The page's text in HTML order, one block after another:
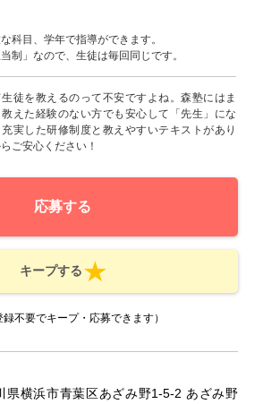
科目、学年で指導ができます。
制」なので、生徒は毎回同じです。
徒を教えるのって不安ですよね。森塾にはま
教えた経験のない方でも安心して「先生」にな
実した研修制度と教えやすいテキストがあり
ご安心ください！
応募する
キープする
録不要でキープ・応募できます）
県横浜市青葉区あざみ野1-5-2 あざみ野